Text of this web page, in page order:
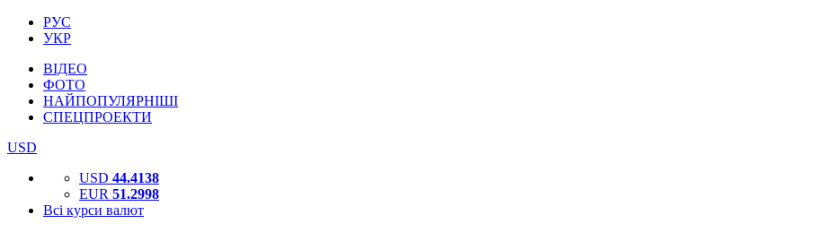
РУС
УКР
ВІДЕО
ФОТО
НАЙПОПУЛЯРНІШІ
СПЕЦПРОЕКТИ
USD
USD 44.4138
EUR 51.2998
Всі курси валют